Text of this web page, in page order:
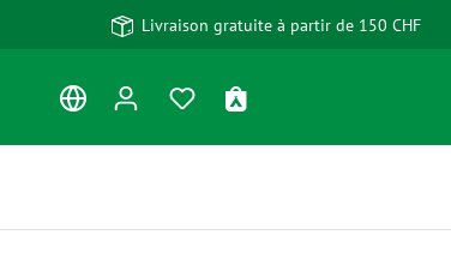
Livraison gratuite à partir de 150 CHF
Vous avez 0 articles dans